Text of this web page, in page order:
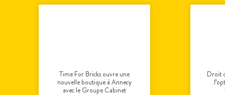
Time For Bricks ouvre une
nouvelle boutique à Annecy
avec le Groupe Cabinet
Droit